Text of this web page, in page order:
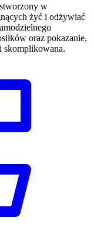
stworzony w
żyć i odżywiać
oraz pokazanie,
skomplikowana.